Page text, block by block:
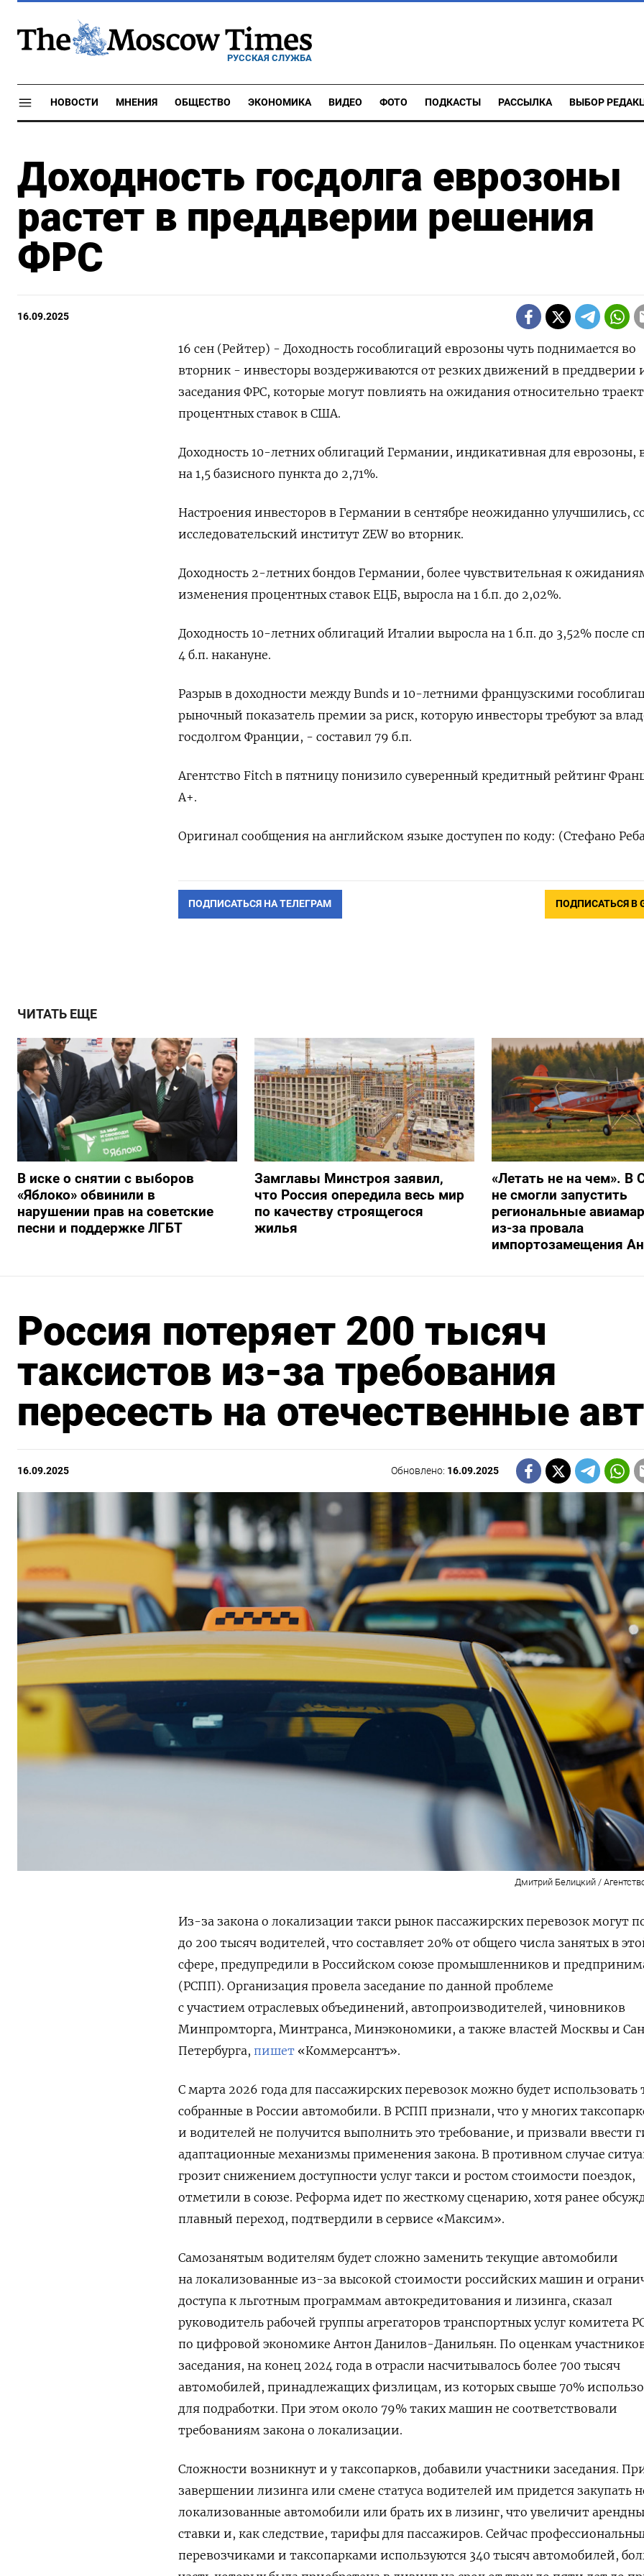
РУССКАЯ СЛУЖБА
НОВОСТИ МНЕНИЯ ОБЩЕСТВО ЭКОНОМИКА ВИДЕО ФОТО ПОДКАСТЫ РАССЫЛКА ВЫБОР
Доходность госдолга еврозоны
растет в преддверии решения
ФРС
16.09.2025
16 сен (Рейтер) - Доходность гособлигаций еврозоны чуть поднимается во
вторник - инвесторы воздерживаются от резких движений в преддверии
заседания ФРС, которые могут повлиять на ожидания относительно
процентных ставок в США.
Доходность 10-летних облигаций Германии, индикативная для еврозоны,
на 1,5 базисного пункта до 2,71%.
Настроения инвесторов в Германии в сентябре неожиданно улучшились,
исследовательский институт ZEW во вторник.
Доходность 2-летних бондов Германии, более чувствительная к
изменения процентных ставок ЕЦБ, выросла на 1 б.п. до 2,02%.
Доходность 10-летних облигаций Италии выросла на 1 б.п. до 3,52% после
4 б.п. накануне.
Разрыв в доходности между Bunds и 10-летними французскими
рыночный показатель премии за риск, которую инвесторы требуют за
госдолгом Франции, - составил 79 б.п.
Агентство Fitch в пятницу понизило суверенный кредитный рейтинг
A+.
Оригинал сообщения на английском языке доступен по коду: (Стефано
ПОДПИСАТЬСЯ НА ТЕЛЕГРАМ ПОДПИСАТЬСЯ В
ЧИТАТЬ ЕЩЕ
В иске о снятии с выборов
«Яблоко» обвинили в
нарушении прав на советские
песни и поддержке ЛГБТ
Замглавы Минстроя заявил,
что Россия опередила весь мир
по качеству строящегося
жилья
«Летать не на чем». В
не смогли запустить
региональные
из-за провала
импортозамещения
Россия потеряет 200 тысяч
таксистов из-за требования
пересесть на отечественные
16.09.2025 Обновлено: 16.09.2025
Дмитрий Белицкий /
Из-за закона о локализации такси рынок пассажирских перевозок могут
до 200 тысяч водителей, что составляет 20% от общего числа занятых в
сфере, предупредили в Российском союзе промышленников и
(РСПП). Организация провела заседание по данной проблеме
с участием отраслевых объединений, автопроизводителей, чиновников
Минпромторга, Минтранса, Минэкономики, а также властей Москвы и
Петербурга, пишет «Коммерсантъ».
С марта 2026 года для пассажирских перевозок можно будет использовать
собранные в России автомобили. В РСПП признали, что у многих
и водителей не получится выполнить это требование, и призвали ввести
адаптационные механизмы применения закона. В противном случае
грозит снижением доступности услуг такси и ростом стоимости поездок,
отметили в союзе. Реформа идет по жесткому сценарию, хотя ранее
плавный переход, подтвердили в сервисе «Максим».
Самозанятым водителям будет сложно заменить текущие автомобили
на локализованные из-за высокой стоимости российских машин и
доступа к льготным программам автокредитования и лизинга, сказал
руководитель рабочей группы агрегаторов транспортных услуг комитета
по цифровой экономике Антон Данилов-Данильян. По оценкам
заседания, на конец 2024 года в отрасли насчитывалось более 700 тысяч
автомобилей, принадлежащих физлицам, из которых свыше 70%
для подработки. При этом около 79% таких машин не соответствовали
требованиям закона о локализации.
Сложности возникнут и у таксопарков, добавили участники заседания.
завершении лизинга или смене статуса водителей им придется закупать
локализованные автомобили или брать их в лизинг, что увеличит
ставки и, как следствие, тарифы для пассажиров. Сейчас
перевозчиками и таксопарками используются 340 тысяч автомобилей,